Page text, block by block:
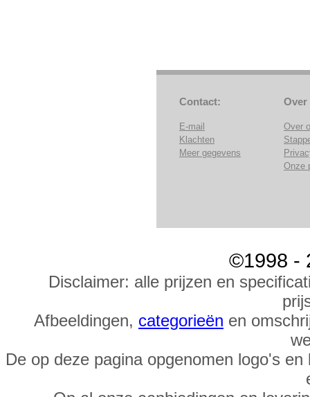
Contact:
E-mail
Klachten
Meer gegevens
Over
Over
Onze
©1998 -
Disclaimer: alle prijzen en
Afbeeldingen, categorieën en
De op deze pagina opgenomen logo's